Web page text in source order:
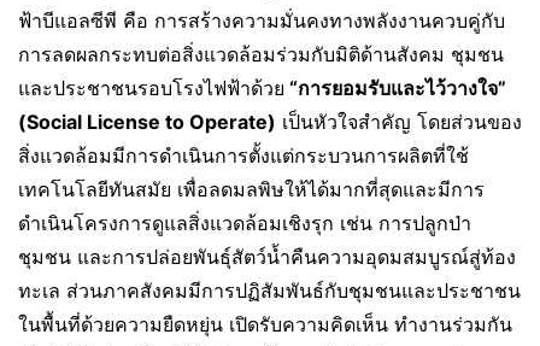
ฟ้าบีแอลซีพี คือ การสร้างความมั่นคงทางพลังงานควบคู่กับ
การลดผลกระทบต่อสิ่งแวดล้อมร่วมกับมิติด้านสังคม ชุมชน
และประชาชนรอบโรงไฟฟ้าด้วย “การยอมรับและไว้วางใจ”
(Social License to Operate) เป็นหัวใจสำคัญ โดยส่วนของ
สิ่งแวดล้อมมีการดำเนินการตั้งแต่กระบวนการผลิตที่ใช้
เทคโนโลยีทันสมัย เพื่อลดมลพิษให้ได้มากที่สุดและมีการ
ดำเนินโครงการดูแลสิ่งแวดล้อมเชิงรุก เช่น การปลูกป่า
ชุมชน และการปล่อยพันธุ์สัตว์น้ำคืนความอุดมสมบูรณ์สู่ท้อง
ทะเล ส่วนภาคสังคมมีการปฏิสัมพันธ์กับชุมชนและประชาชน
ในพื้นที่ด้วยความยืดหยุ่น เปิดรับความคิดเห็น ทำงานร่วมกัน